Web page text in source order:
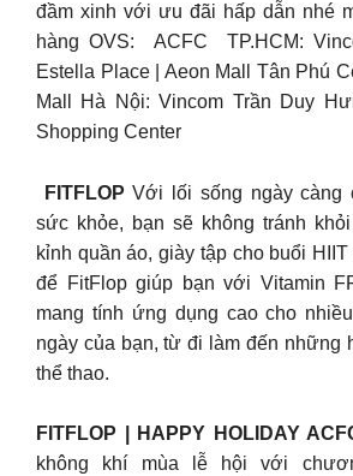
đầm xinh với ưu đãi hấp dẫn nhé
hàng OVS: ​ ACFC TP.HCM:
Estella Place | Aeon Mall Tân Phú
Mall​ Hà Nội: Vincom Trần Duy
Shopping Center
FITFLOP Với lối sống ngày càng
sức khỏe, bạn sẽ không tránh
kỉnh quần áo, giày tập cho buổi
để FitFlop giúp bạn với Vitamin
mang tính ứng dụng cao cho
ngày của bạn, từ đi làm đến những
thể thao.
FITFLOP | HAPPY HOLIDAY
không khí mùa lễ hội với